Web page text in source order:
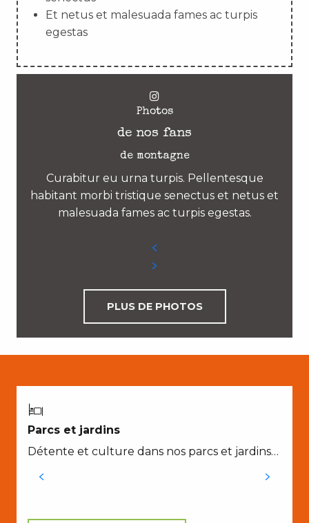
Et netus et malesuada fames ac turpis
egestas
Photos
de nos fans
de montagne
Curabitur eu urna turpis. Pellentesque
habitant morbi tristique senectus et netus et
malesuada fames ac turpis egestas.
PLUS DE PHOTOS
Parcs et jardins
Détente et culture dans nos parcs et jardins…